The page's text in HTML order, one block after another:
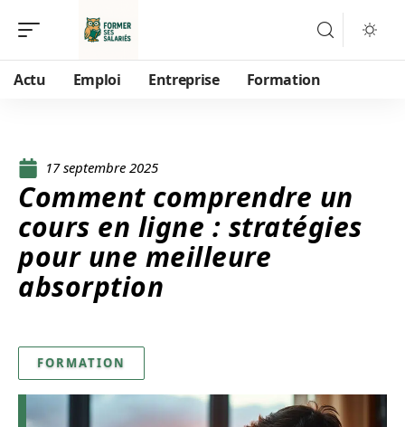
Actu Emploi Entreprise Formation
17 septembre 2025
Comment comprendre un
cours en ligne : stratégies
pour une meilleure
absorption
FORMATION